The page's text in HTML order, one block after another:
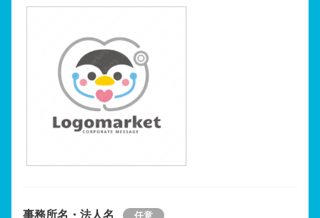
事務所名・法人名